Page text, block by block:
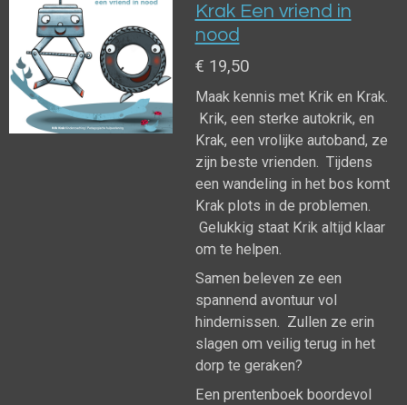
Krak Een vriend in
nood
€ 19,50
Maak kennis met Krik en Krak.
Krik, een sterke autokrik, en
Krak, een vrolijke autoband, ze
zijn beste vrienden. Tijdens
een wandeling in het bos komt
Krak plots in de problemen.
Gelukkig staat Krik altijd klaar
om te helpen.
Samen beleven ze een
spannend avontuur vol
hindernissen. Zullen ze erin
slagen om veilig terug in het
dorp te geraken?
Een prentenboek boordevol